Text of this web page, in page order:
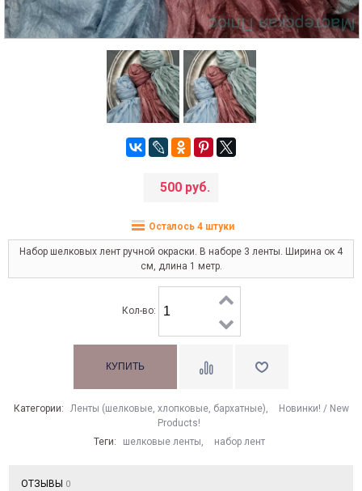
500 руб.
Осталось 4 штуки
Набор шелковых лент ручной окраски. В наборе 3 ленты. Ширина ок 4
см, длина 1 метр.
Кол-во:
Категории: Ленты (шелковые, хлопковые, бархатные),
Новинки! / New
Products!
Теги:
шелковые ленты, набор лент
ОТЗЫВЫ 0